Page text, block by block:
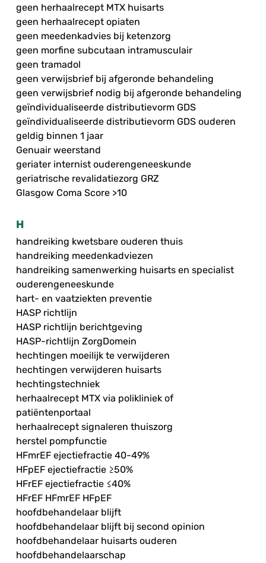
geen herhaalrecept MTX huisarts
geen herhaalrecept opiaten
geen meedenkadvies bij ketenzorg
geen morfine subcutaan intramusculair
geen tramadol
geen verwijsbrief bij afgeronde behandeling
geen verwijsbrief nodig bij afgeronde behandeling
geïndividualiseerde distributievorm GDS
geïndividualiseerde distributievorm GDS ouderen
geldig binnen 1 jaar
Genuair weerstand
geriater internist ouderengeneeskunde
geriatrische revalidatiezorg GRZ
Glasgow Coma Score >10
H
handreiking kwetsbare ouderen thuis
handreiking meedenkadviezen
handreiking samenwerking huisarts en specialist
ouderengeneeskunde
hart- en vaatziekten preventie
HASP richtlijn
HASP richtlijn berichtgeving
HASP-richtlijn ZorgDomein
hechtingen moeilijk te verwijderen
hechtingen verwijderen huisarts
hechtingstechniek
herhaalrecept MTX via polikliniek of
patiëntenportaal
herhaalrecept signaleren thuiszorg
herstel pompfunctie
HFmrEF ejectiefractie 40-49%
HFpEF ejectiefractie ≥50%
HFrEF ejectiefractie ≤40%
HFrEF HFmrEF HFpEF
hoofdbehandelaar blijft
hoofdbehandelaar blijft bij second opinion
hoofdbehandelaar huisarts ouderen
hoofdbehandelaarschap